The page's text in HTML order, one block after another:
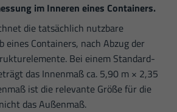
im Inneren eines Containers.
die tatsächlich nutzbare
eines Containers, nach Abzug der
Bei einem Standard-
das Innenmaß ca. 5,90 m × 2,35
ist die relevante Größe für die
das Außenmaß.